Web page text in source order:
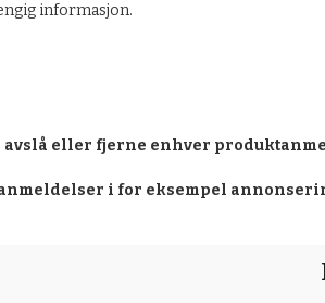
informasjon.
eller fjerne enhver
i for eksempel